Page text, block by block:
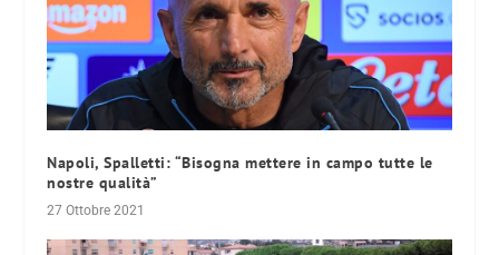
Napoli, Spalletti: “Bisogna mettere in campo tutte le
nostre qualità”
27 Ottobre 2021